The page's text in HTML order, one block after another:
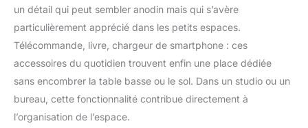
moderne】 Revêtu d’un
tissu effet lin doux et
respirant, ce canapé
s’intègre facilement
dans les intérieurs
modernes ou
contemporains. Les
un détail qui peut sembler anodin mais qui s’avère
particulièrement apprécié dans les petits espaces.
Télécommande, livre, chargeur de smartphone : ces
accessoires du quotidien trouvent enfin une place dédiée
sans encombrer la table basse ou le sol. Dans un studio ou un
bureau, cette fonctionnalité contribue directement à
l’organisation de l’espace.